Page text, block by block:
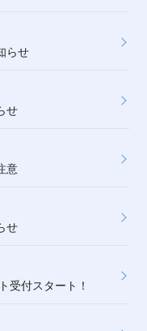
らせ
せ
意
せ
受付スタート！